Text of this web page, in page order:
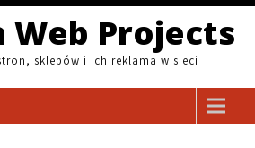
Web Projects
sklepów i ich reklama w sieci